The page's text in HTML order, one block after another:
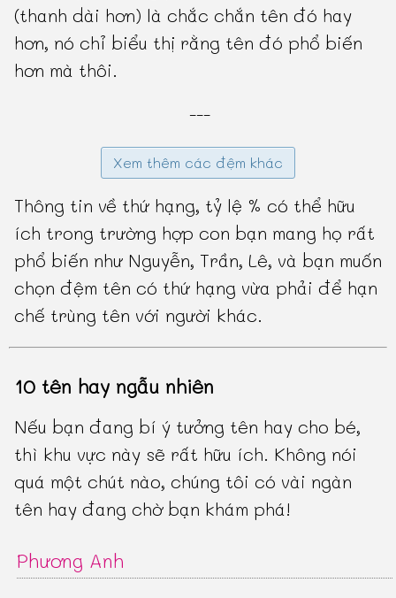
(thanh dài hơn) là chắc chắn tên đó hay
hơn, nó chỉ biểu thị rằng tên đó phổ biến
hơn mà thôi.
---
Xem thêm các đệm khác
Thông tin về thứ hạng, tỷ lệ % có thể hữu
ích trong trường hợp con bạn mang họ rất
phổ biến như Nguyễn, Trần, Lê, và bạn muốn
chọn đệm tên có thứ hạng vừa phải để hạn
chế trùng tên với người khác.
10 tên hay ngẫu nhiên
Nếu bạn đang bí ý tưởng tên hay cho bé,
thì khu vực này sẽ rất hữu ích. Không nói
quá một chút nào, chúng tôi có vài ngàn
tên hay đang chờ bạn khám phá!
Phương Anh